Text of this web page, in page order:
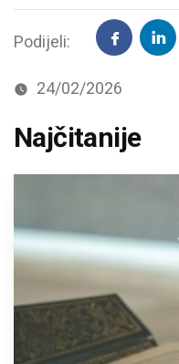
Podijeli:
24/02/2026
Najčitanije